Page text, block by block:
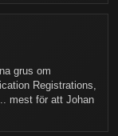
grus om
Registrations,
mest för att Johan